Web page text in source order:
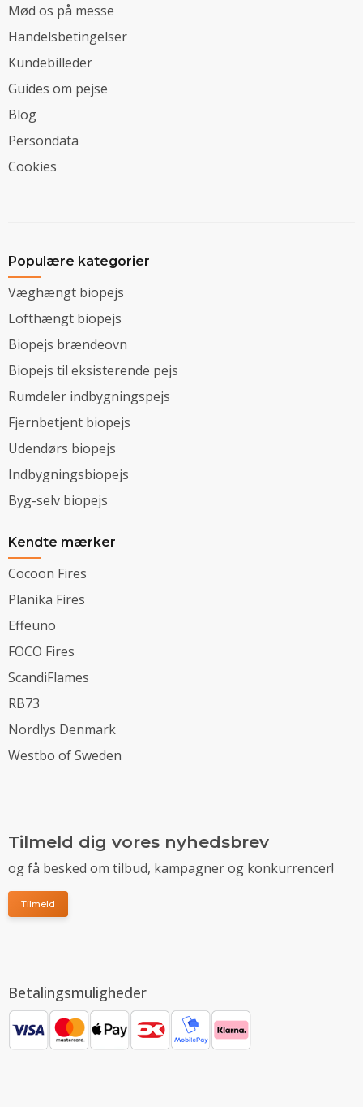
Mød os på messe
Handelsbetingelser
Kundebilleder
Guides om pejse
Blog
Persondata
Cookies
Populære kategorier
Væghængt biopejs
Lofthængt biopejs
Biopejs brændeovn
Biopejs til eksisterende pejs
Rumdeler indbygningspejs
Fjernbetjent biopejs
Udendørs biopejs
Indbygningsbiopejs
Byg-selv biopejs
Kendte mærker
Cocoon Fires
Planika Fires
Effeuno
FOCO Fires
ScandiFlames
RB73
Nordlys Denmark
Westbo of Sweden
Tilmeld dig vores nyhedsbrev
og få besked om tilbud, kampagner og konkurrencer!
Tilmeld
Betalingsmuligheder